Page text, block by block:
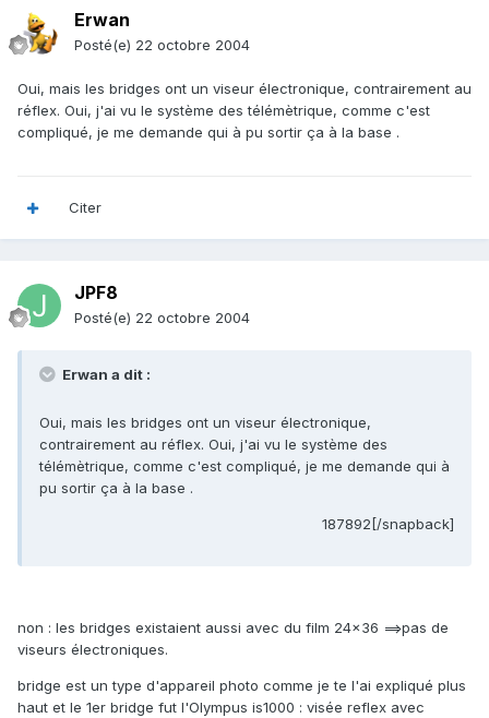
Erwan
Posté(e) 22 octobre 2004
Oui, mais les bridges ont un viseur électronique, contrairement au
réflex. Oui, j'ai vu le système des télémètrique, comme c'est
compliqué, je me demande qui à pu sortir ça à la base .
Citer
JPF8
Posté(e) 22 octobre 2004
Erwan a dit :
Oui, mais les bridges ont un viseur électronique,
contrairement au réflex. Oui, j'ai vu le système des
télémètrique, comme c'est compliqué, je me demande qui à
pu sortir ça à la base .
187892[/snapback]
non : les bridges existaient aussi avec du film 24x36 ==>pas de
viseurs électroniques.
bridge est un type d'appareil photo comme je te l'ai expliqué plus
haut et le 1er bridge fut l'Olympus is1000 : visée reflex avec